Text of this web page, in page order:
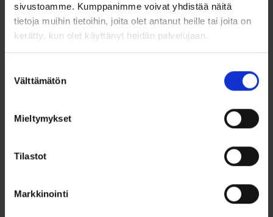
sivustoamme. Kumppanimme voivat yhdistää näitä
tietoja muihin tietoihin, joita olet antanut heille tai joita on
kerätty, kun olet käyttänyt heidän palvelujaan.
valinta
Välttämätön
Mieltymykset
Tilastot
Markkinointi
Mullistava uutuus! Terhi 450 TC on helposti hallittava, kompakti ja